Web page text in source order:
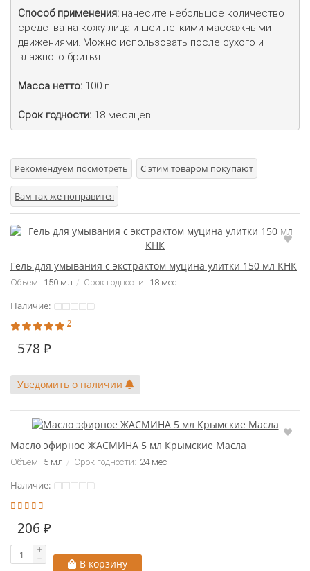
Способ применения: нанесите небольшое количество
средства на кожу лица и шеи легкими массажными
движениями. Можно использовать после сухого и
влажного бритья.
Масса нетто: 100 г
Срок годности: 18 месяцев.
Рекомендуем посмотреть С этим товаром покупают
Вам так же понравится
Гель для умывания с экстрактом муцина улитки 150 мл КНК
Объем: 150 мл Срок годности: 18 мес
Наличие:
2
578 ₽
Уведомить о наличии
Масло эфирное ЖАСМИНА 5 мл Крымские Масла
Объем: 5 мл Срок годности: 24 мес
Наличие:
206 ₽
В корзину